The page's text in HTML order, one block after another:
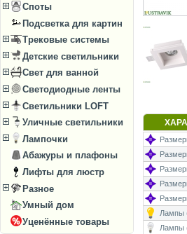
Споты
Подсветка для картин
Трековые системы
Детские светильники
Свет для ванной
Светодиодные ленты
Светильники LOFT
Уличные светильники
Лампочки
Абажуры и плафоны
Лифты для люстр
Разное
Умный дом
Уценённые товары
Лампы
Лампы